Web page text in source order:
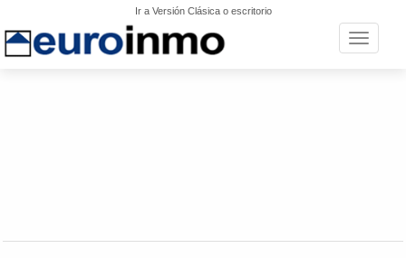
Ir a Versión Clásica o escritorio
Toggle